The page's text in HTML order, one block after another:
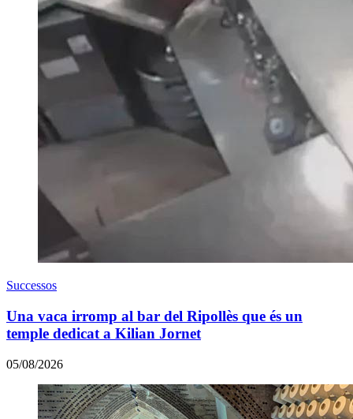
Successos
Una vaca irromp al bar del Ripollès que és un
temple dedicat a Kilian Jornet
05/08/2026